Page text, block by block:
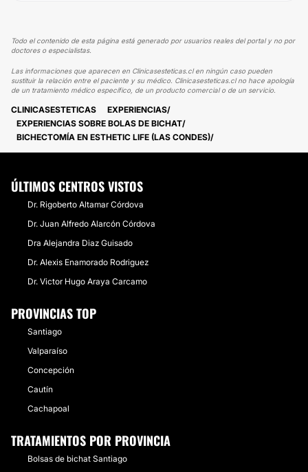
Todo el contenido de esta página está generado por usuarios reales del portal y no por
doctores o especialistas.
Las informaciones que aparecen en Clinicasesteticas.cl en ningún caso pueden
sustituir la relación entre el paciente y su médico. Clinicasesteticas.cl no hace apología
de un tratamiento médico específico, de un producto comercial o de un servicio.
CLINICASESTETICAS
EXPERIENCIAS
EXPERIENCIAS SOBRE BOLAS DE BICHAT
BICHECTOMÍA EN ESTHETIC LIFE (LAS CONDES)
ÚLTIMOS CENTROS VISTOS
Dr. Rigoberto Altamar Córdova
Dr. Juan Alfredo Alarcón Córdova
Dra Alejandra Diaz Guisado
Dr. Alexis Enamorado Rodriguez
Dr. Victor Hugo Araya Carcamo
PROVINCIAS TOP
Santiago
Valparaíso
Concepción
Cautín
Cachapoal
TRATAMIENTOS POR PROVINCIA
Bolsas de bichat Santiago